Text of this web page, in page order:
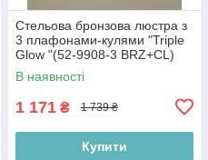
Стельова бронзова люстра з
3 плафонами-кулями "Triple
Glow "(52-9908-3 BRZ+CL)
В наявності
1 171 ₴ 1 739 ₴
Купити